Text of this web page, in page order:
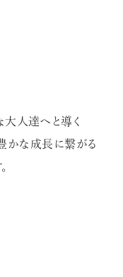
大人達へと導く
豊かな成長に繋がる